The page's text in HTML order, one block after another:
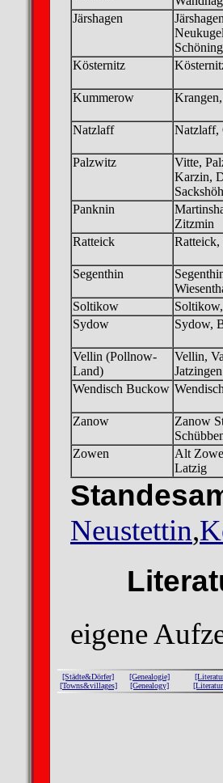
Järshagen
Kösternitz
Kummerow
Natzlaff Natzlaff,
Palzwitz
Vitte,
Karzin,
Panknin
Zitzmin
Ratteick
Segenthin
Soltikow
Sydow
Sydow,
Vellin (Pollnow-
Land)
Vellin,
Jatzingen
Wendisch Buckow
Zanow
Zanow
Zowen
Alt
Latzig
Neustettin,
eigene
[Städte&Dörfer] [Genealogie]
[Towns&villages]
[Genealogy]